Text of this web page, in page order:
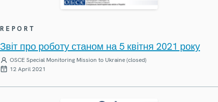
REPORT
Звіт про роботу станом на 5 квітня 2021 року
OSCE Special Monitoring Mission to Ukraine (closed)
12 April 2021